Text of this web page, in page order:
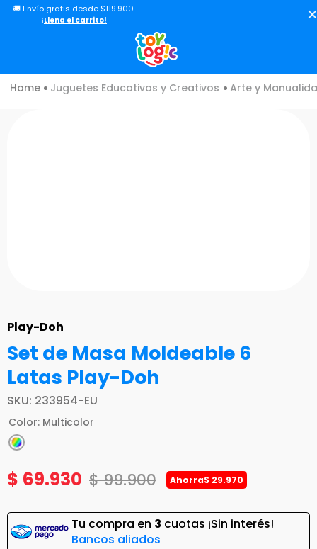
🚚 Envío gratis desde $119.900.
¡Llena el carrito!
Juguetes Educativos y Creativos Arte y
Play-Doh
Set de Masa Moldeable 6
Latas Play-Doh
SKU: 233954-EU
Color: Multicolor
$ 69.930 $99.900 Ahorra$ 29.970
Tu compra en 3 cuotas ¡Sin interés!
Bancos aliados
TÉRMINOS MÁS BUSCADOS
3.
carro